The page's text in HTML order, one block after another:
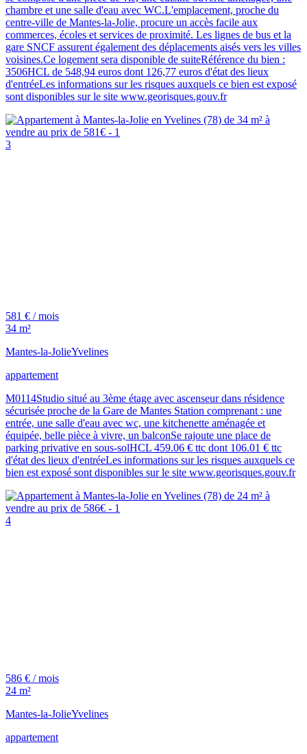
chambre et une salle d'eau avec WC.L'emplacement, proche du
centre-ville de Mantes-la-Jolie, procure un accès facile aux
commerces, écoles et services de proximité. Les lignes de bus et la
gare SNCF assurent également des déplacements aisés vers les villes
voisines.Ce logement sera disponible de suiteRéférence du bien :
3506HCL de 548,94 euros dont 126,77 euros d'état des lieux
d'entréeLes informations sur les risques auxquels ce bien est exposé
sont disponibles sur le site www.georisques.gouv.fr
3
581 € / mois
34 m²
Mantes-la-JolieYvelines
appartement
M0114Studio situé au 3ème étage avec ascenseur dans résidence
sécurisée proche de la Gare de Mantes Station comprenant : une
entrée, une salle d'eau avec wc, une kitchenette aménagée et
équipée, belle pièce à vivre, un balconSe rajoute une place de
parking privative en sous-solHCL 459.06 € ttc dont 106.01 € ttc
d'état des lieux d'entréeLes informations sur les risques auxquels ce
bien est exposé sont disponibles sur le site www.georisques.gouv.fr
4
586 € / mois
24 m²
Mantes-la-JolieYvelines
appartement